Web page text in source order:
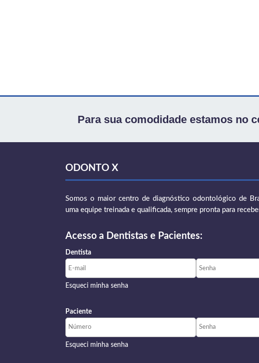
Para sua comodidade estamos no
ODONTO X
Somos o maior centro de diagnóstico odontológico de
uma equipe treinada e qualificada, sempre pronta para
Acesso a Dentistas e Pacientes:
Dentista
Esqueci minha senha
Paciente
Esqueci minha senha